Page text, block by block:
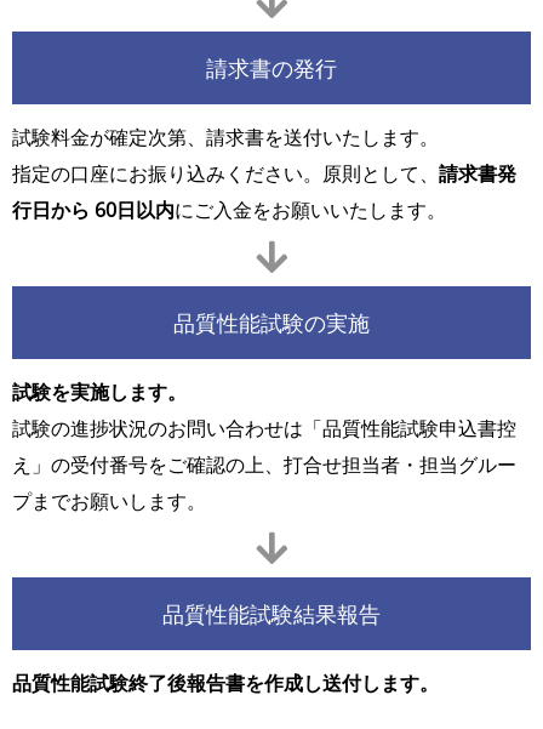
請求書の発行
試験料金が確定次第、請求書を送付いたします。
指定の口座にお振り込みください。原則として、 請求書発
行日から 60日以内にご入金をお願いいたします。
品質性能試験の実施
試験を実施します。
試験の進捗状況のお問い合わせは「品質性能試験申込書控
え」の受付番号をご確認の上、打合せ担当者・担当グルー
プまでお願いします。
品質性能試験結果報告
品質性能試験終了後報告書を作成し送付します。